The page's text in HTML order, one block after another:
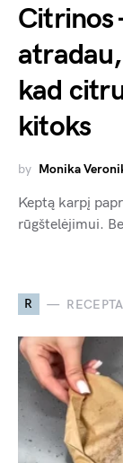
kad
kitoks
by Monika
Keptą karpį
rūgštelėjimui.
R